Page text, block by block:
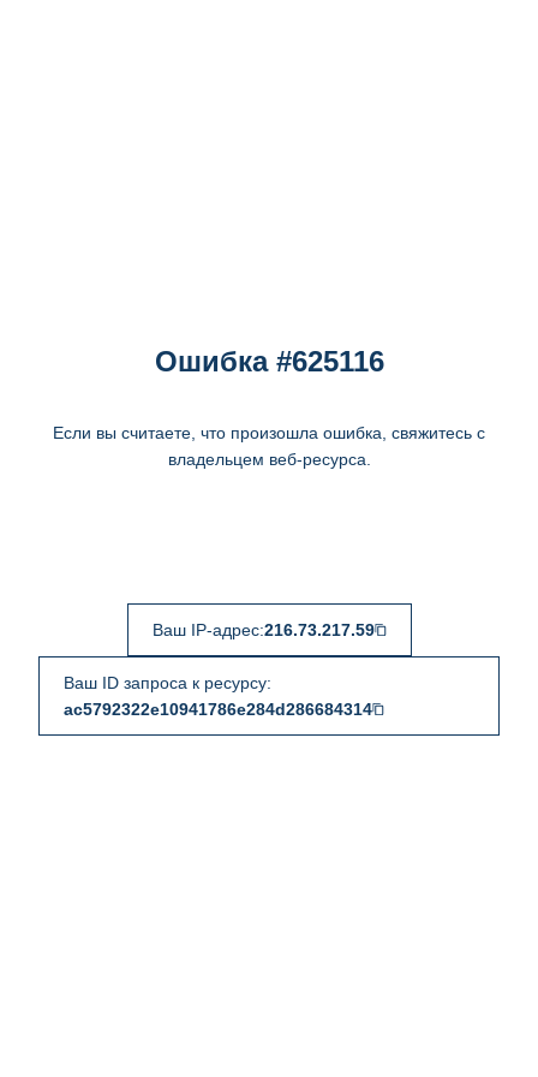
Ошибка #625116
Если вы считаете, что произошла ошибка, свяжитесь с
владельцем веб-ресурса.
Ваш IP-адрес:216.73.217.59
Ваш ID запроса к ресурсу:
ac5792322e10941786e284d286684314